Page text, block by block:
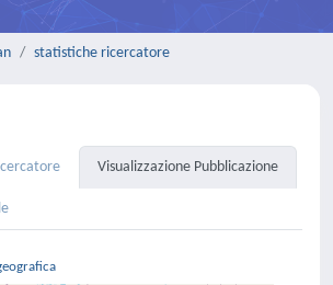
statistiche ricercatore
Visualizzazione Pubblicazione